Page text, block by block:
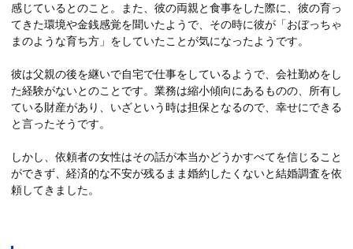
感じているとのこと。また、彼の両親と食事をした際に、彼の育っ
てきた環境や金銭感覚を聞いたようで、その時に彼が「おぼっちゃ
まのような育ち方」をしていたことが気になったようです。
彼は父親の後を継いで自宅で仕事をしているようで、会社勤めをし
た経験がないとのことです。業務は縮小傾向にあるものの、所有し
ている財産があり、いざという時は担保となるので、幸せにできる
と言ったそうです。
しかし、依頼者の女性はその話が本当かどうかすべてを信じること
ができず、経済的な不安が残るまま婚約したくないと結婚調査を依
頼してきました。